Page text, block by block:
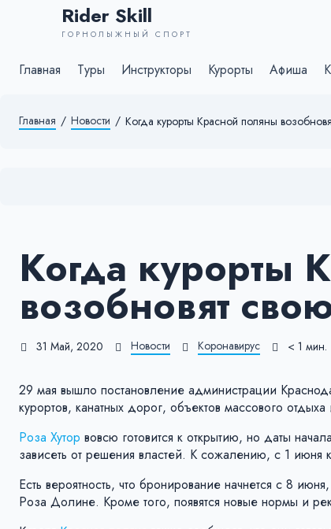
Rider Skill
ГОРНОЛЫЖНЫЙ СПОРТ
Главная Туры Инструкторы Курорты Афиша
Главная / Новости / Когда курорты Красной поляны
Когда курорты
возобновят
31 Май, 2020 Новости Коронавирус < 1 мин.
29 мая вышло постановление администрации
курортов, канатных дорог, объектов массового
Роза Хутор вовсю готовится к открытию, но даты
зависеть от решения властей. К сожалению, с 1 июня
Есть вероятность, что бронирование начнется с 8
Роза Долине. Кроме того, появятся новые нормы и